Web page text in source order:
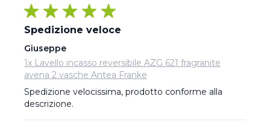
Spedizione veloce
Giuseppe
1x Lavello incasso reversibile AZG 621 fragranite
avena 2 vasche Antea Franke
Spedizione velocissima, prodotto conforme alla
descrizione.